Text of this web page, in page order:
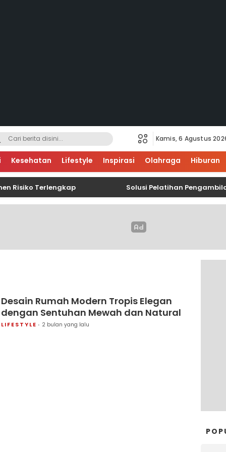
Kamis, 6 Agustus
Kesehatan Lifestyle Inspirasi Olahraga Hiburan
Terlengkap Solusi Pelatihan Pengambilan
Desain Rumah Modern Tropis Elegan
dengan Sentuhan Mewah dan Natural
LIFESTYLE 2 bulan yang lalu